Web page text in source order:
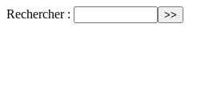
Rechercher :